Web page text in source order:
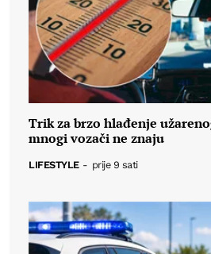
Trik za brzo hlađenje
mnogi vozači ne znaju
LIFESTYLE - prije 9 sati